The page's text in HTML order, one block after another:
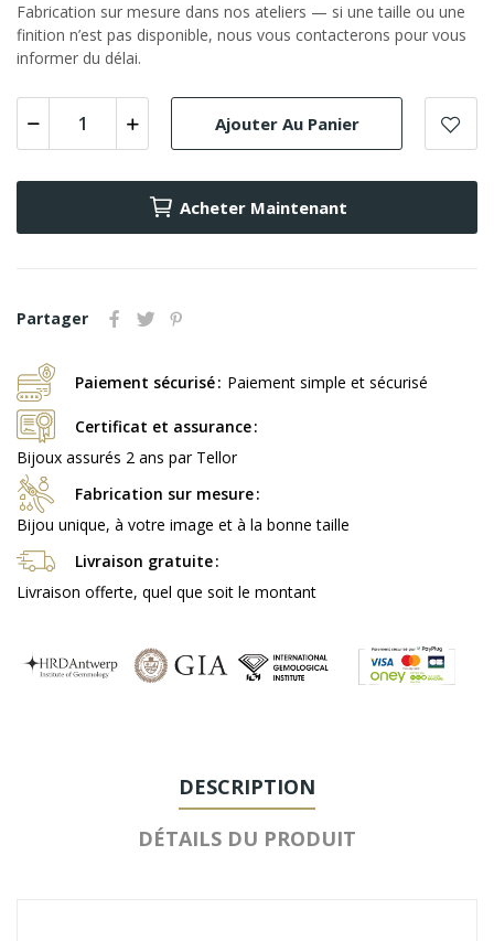
Fabrication sur mesure dans nos ateliers — si une taille ou une
finition n’est pas disponible, nous vous contacterons pour vous
informer du délai.
Ajouter Au Panier
Acheter Maintenant
Partager
Paiement sécurisé Paiement simple et sécurisé
Certificat et assurance
Bijoux assurés 2 ans par Tellor
Fabrication sur mesure
Bijou unique, à votre image et à la bonne taille
Livraison gratuite
Livraison offerte, quel que soit le montant
DESCRIPTION
DÉTAILS DU PRODUIT